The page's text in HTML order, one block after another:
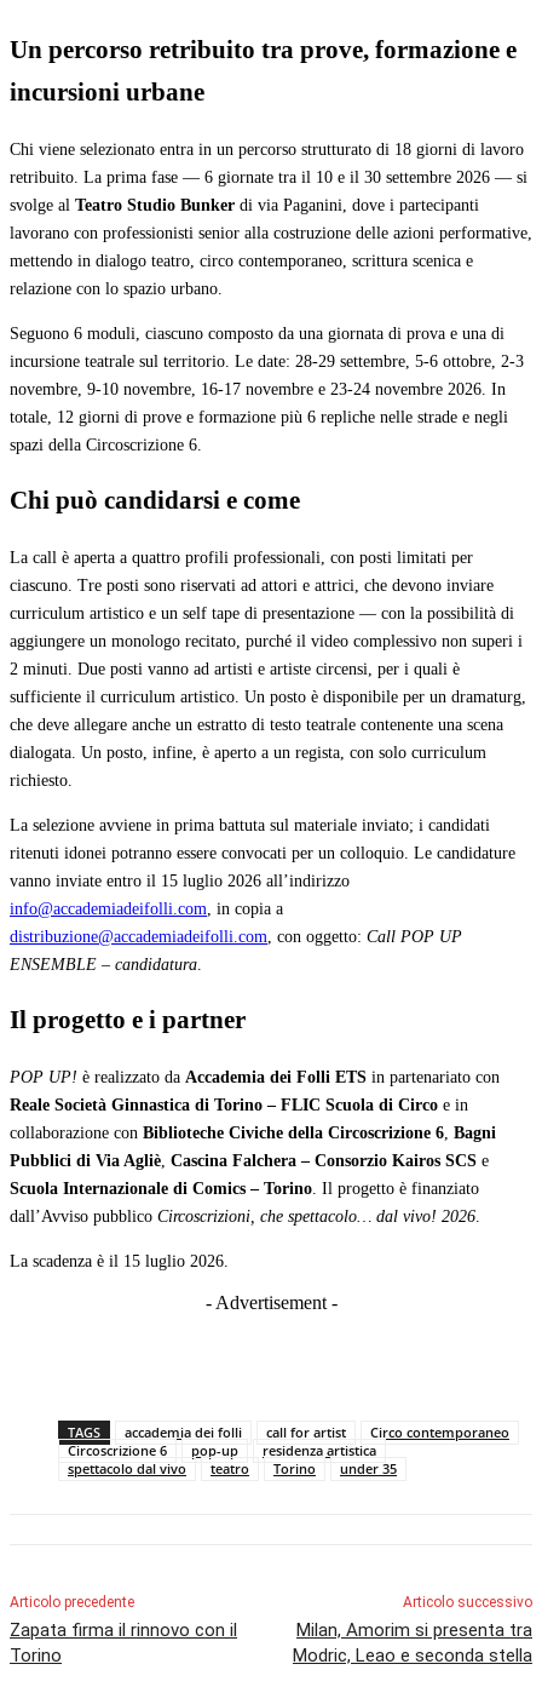
Un percorso retribuito tra prove, formazione e
incursioni urbane
Chi viene selezionato entra in un percorso strutturato di 18 giorni di lavoro
retribuito. La prima fase — 6 giornate tra il 10 e il 30 settembre 2026 — si
svolge al Teatro Studio Bunker di via Paganini, dove i partecipanti
lavorano con professionisti senior alla costruzione delle azioni performative,
mettendo in dialogo teatro, circo contemporaneo, scrittura scenica e
relazione con lo spazio urbano.
Seguono 6 moduli, ciascuno composto da una giornata di prova e una di
incursione teatrale sul territorio. Le date: 28-29 settembre, 5-6 ottobre, 2-3
novembre, 9-10 novembre, 16-17 novembre e 23-24 novembre 2026. In
totale, 12 giorni di prove e formazione più 6 repliche nelle strade e negli
spazi della Circoscrizione 6.
Chi può candidarsi e come
La call è aperta a quattro profili professionali, con posti limitati per
ciascuno. Tre posti sono riservati ad attori e attrici, che devono inviare
curriculum artistico e un self tape di presentazione — con la possibilità di
aggiungere un monologo recitato, purché il video complessivo non superi i
2 minuti. Due posti vanno ad artisti e artiste circensi, per i quali è
sufficiente il curriculum artistico. Un posto è disponibile per un dramaturg,
che deve allegare anche un estratto di testo teatrale contenente una scena
dialogata. Un posto, infine, è aperto a un regista, con solo curriculum
richiesto.
La selezione avviene in prima battuta sul materiale inviato; i candidati
ritenuti idonei potranno essere convocati per un colloquio. Le candidature
vanno inviate entro il 15 luglio 2026 all’indirizzo
info@accademiadeifolli.com , in copia a
distribuzione@accademiadeifolli.com , con oggetto: Call POP UP
ENSEMBLE – candidatura
Il progetto e i partner
POP UP! è realizzato da Accademia dei Folli ETS in partenariato con
Reale Società Ginnastica di Torino – FLIC Scuola di Circo e in
collaborazione con Biblioteche Civiche della Circoscrizione 6 Bagni
Pubblici di Via Agliè Cascina Falchera – Consorzio Kairos SCS e
Scuola Internazionale di Comics – Torino . Il progetto è finanziato
dall’Avviso pubblico Circoscrizioni, che spettacolo… dal vivo! 2026
La scadenza è il 15 luglio 2026.
- Advertisement -
TAGS accademia dei folli call for artist
Circo contemporaneo
Circoscrizione 6
pop-up
residenza artistica
spettacolo dal vivo
teatro Torino under 35
Articolo precedente
Zapata firma il rinnovo con il
Torino
Articolo successivo
Milan, Amorim si presenta tra
Modric, Leao e seconda stella